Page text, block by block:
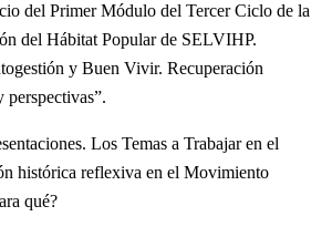
del Primer Módulo del Tercer Ciclo de la
del Hábitat Popular de SELVIHP.
y Buen Vivir. Recuperación
perspectivas”.
Los Temas a Trabajar en el
histórica reflexiva en el Movimiento
qué?